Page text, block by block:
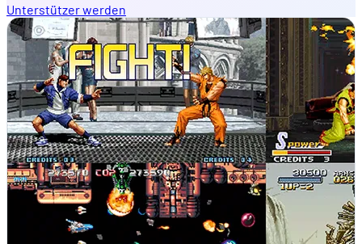
Unterstützer werden